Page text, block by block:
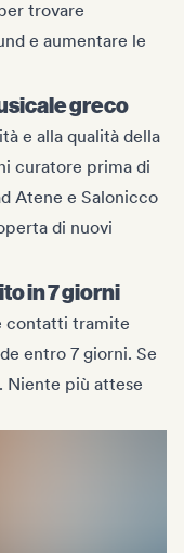
trovare
e aumentare le
greco
e alla qualità della
curatore prima di
Atene e Salonicco
di nuovi
in 7 giorni
contatti tramite
entro 7 giorni. Se
Niente più attese